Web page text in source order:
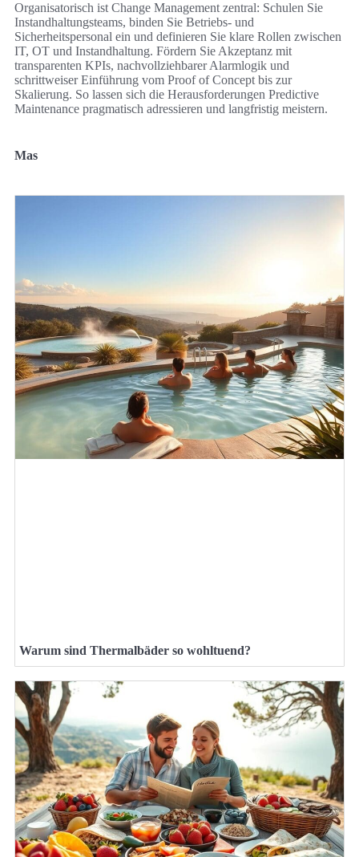
Organisatorisch ist Change Management zentral: Schulen Sie
Instandhaltungsteams, binden Sie Betriebs- und
Sicherheitspersonal ein und definieren Sie klare Rollen zwischen
IT, OT und Instandhaltung. Fördern Sie Akzeptanz mit
transparenten KPIs, nachvollziehbarer Alarmlogik und
schrittweiser Einführung vom Proof of Concept bis zur
Skalierung. So lassen sich die Herausforderungen Predictive
Maintenance pragmatisch adressieren und langfristig meistern.
Mas
Warum sind Thermalbäder so wohltuend?